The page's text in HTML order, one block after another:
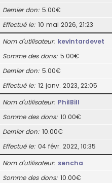
Dernier don 5.00€
Effectué le 10 mai 2026, 21:23
Nom d’utilisateur kevintardevet
Somme des dons 5.00€
Dernier don 5.00€
Effectué le 12 janv. 2023, 22:05
Nom d’utilisateur PhilBill
Somme des dons 10.00€
Dernier don 10.00€
Effectué le 04 févr. 2022, 10:35
Nom d’utilisateur sencha
Somme des dons 10.00€